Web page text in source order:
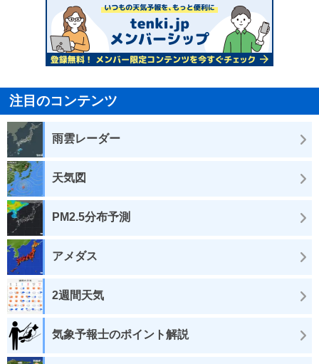
注目のコンテンツ
雨雲レーダー
天気図
PM2.5分布予測
アメダス
2週間天気
気象予報士のポイント解説